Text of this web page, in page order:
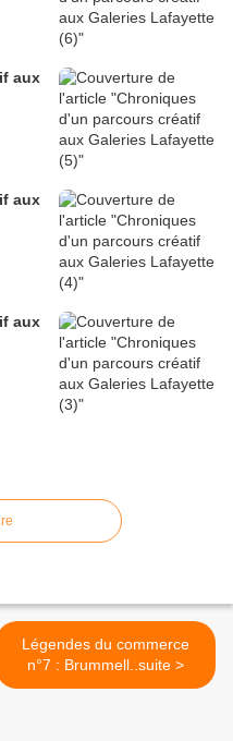
aux
aux
aux
Légendes du commerce
n°7 : Brummell..suite >